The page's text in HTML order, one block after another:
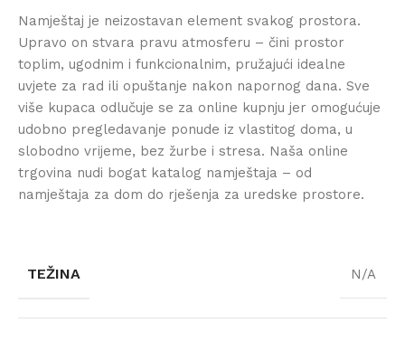
Namještaj je neizostavan element svakog prostora.
Upravo on stvara pravu atmosferu – čini prostor
toplim, ugodnim i funkcionalnim, pružajući idealne
uvjete za rad ili opuštanje nakon napornog dana. Sve
više kupaca odlučuje se za online kupnju jer omogućuje
udobno pregledavanje ponude iz vlastitog doma, u
slobodno vrijeme, bez žurbe i stresa. Naša online
trgovina nudi bogat katalog namještaja – od
namještaja za dom do rješenja za uredske prostore.
TEŽINA N/A